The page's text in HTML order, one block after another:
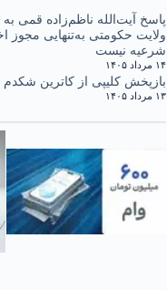
پاسخ آیت‌الله ناظم‌زاده قمی به
ولایت حکومتی به‌تنهایی مجوز
شرعیه نیست
۱۴ مرداد ۱۴۰۵
بازپخش کلیپی از کاترین
۱۳ مرداد ۱۴۰۵